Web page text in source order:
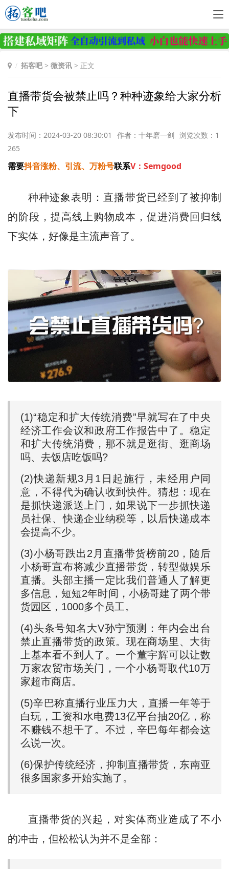
拓客吧> 微资讯 > 正文
直播带货会被禁止吗？种种迹象给大家分析
下
发布时间：2024-03-20 08:30:01 作者：十年磨一剑 浏览次数：1
265
需要抖音涨粉、引流、万粉号联系V：Semgood
种种迹象表明：直播带货已经到了被抑制
的阶段，提高线上购物成本，促进消费回归线
下实体，好像是主流声音了。
(1)“稳定和扩大传统消费”早就写在了中央
经济工作会议和政府工作报告中了。稳定
和扩大传统消费，那不就是逛街、逛商场
吗、去饭店吃饭吗?
(2)快递新规3月1日起施行，未经用户同
意，不得代为确认收到快件。猜想：现在
是抓快递派送上门，如果说下一步抓快递
员社保、快递企业纳税等，以后快递成本
会提高不少。
(3)小杨哥跌出2月直播带货榜前20，随后
小杨哥宣布将减少直播带货，转型做娱乐
直播。头部主播一定比我们普通人了解更
多信息，短短2年时间，小杨哥建了两个带
货园区，1000多个员工。
(4)头条号知名大V孙宁预测：年内会出台
禁止直播带货的政策。现在商场里、大街
上基本看不到人了。一个董宇辉可以让数
万家农贸市场关门，一个小杨哥取代10万
家超市商店。
(5)辛巴称直播行业压力大，直播一年等于
白玩，工资和水电费13亿平台抽20亿，称
不赚钱不想干了。不过，辛巴每年都会这
么说一次。
(6)保护传统经济，抑制直播带货，东南亚
很多国家多开始实施了。
直播带货的兴起，对实体商业造成了不小
的冲击，但松松认为并不是全部：